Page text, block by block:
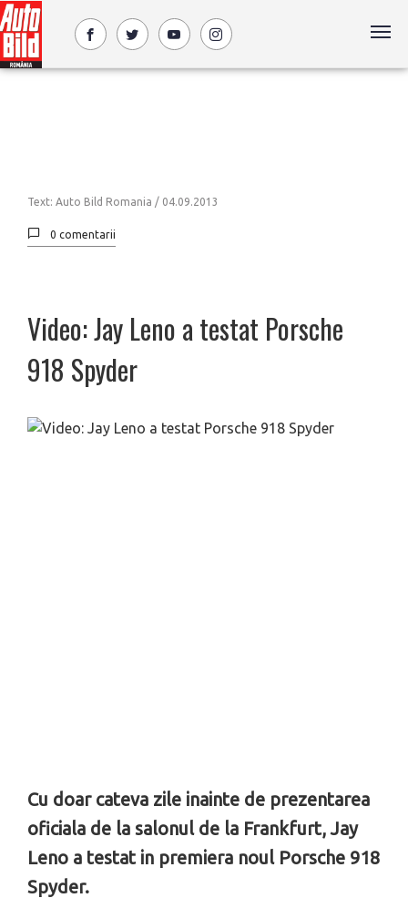
Text: Auto Bild Romania / 04.09.2013
0 comentarii
Video: Jay Leno a testat Porsche
918 Spyder
Cu doar cateva zile inainte de prezentarea
oficiala de la salonul de la Frankfurt, Jay
Leno a testat in premiera noul Porsche 918
Spyder.